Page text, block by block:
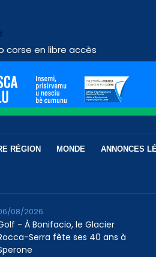
corse en libre accès
RÉGION MONDE ANNONCES
- À Bonifacio, le Glacier
Serra fête ses 40 ans à
08/2026